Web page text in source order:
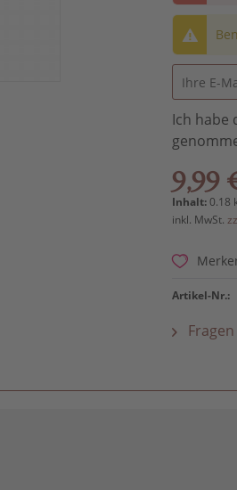
Ich habe
9,99
Inhalt:0.18
inkl. MwSt.
Artikel-Nr.: